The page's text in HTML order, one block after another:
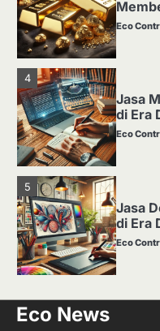
Eco
4
Jasa
di Era
Eco
5
Jasa
di Era
Eco
Eco News